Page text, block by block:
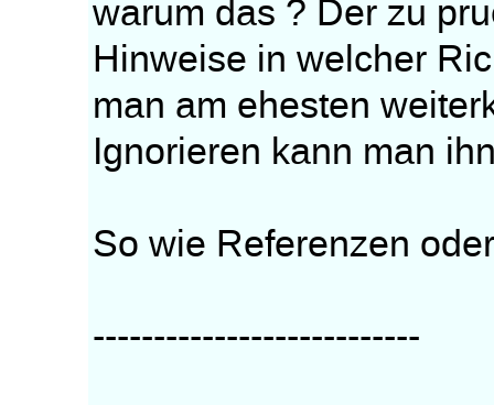
warum das ? Der zu
Hinweise in welcher
man am ehesten
Ignorieren kann man
So wie Referenzen
---------------------------